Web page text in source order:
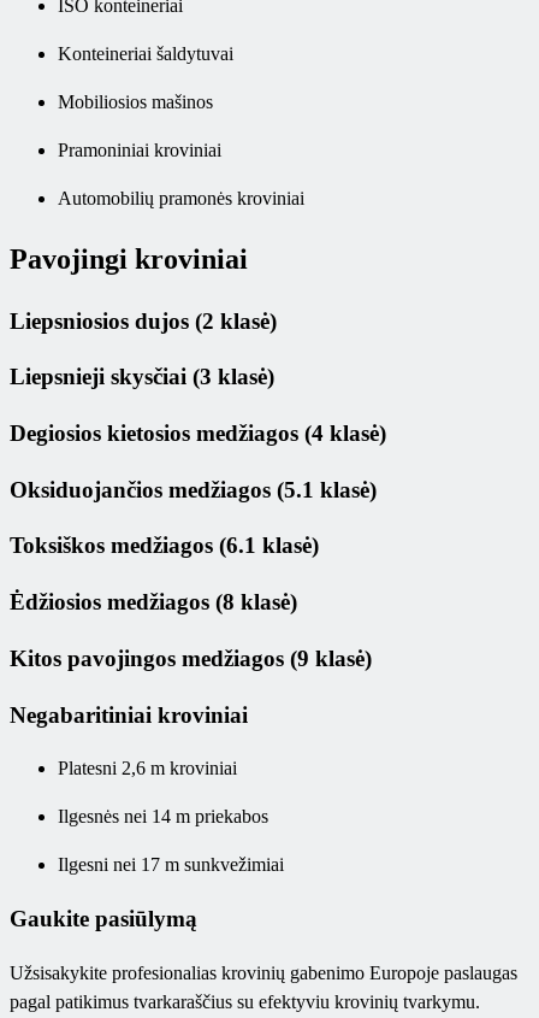
ISO konteineriai
Konteineriai šaldytuvai
Mobiliosios mašinos
Pramoniniai kroviniai
Automobilių pramonės kroviniai
Pavojingi kroviniai
Liepsniosios dujos (2 klasė)
Liepsnieji skysčiai (3 klasė)
Degiosios kietosios medžiagos (4 klasė)
Oksiduojančios medžiagos (5.1 klasė)
Toksiškos medžiagos (6.1 klasė)
Ėdžiosios medžiagos (8 klasė)
Kitos pavojingos medžiagos (9 klasė)
Negabaritiniai kroviniai
Platesni 2,6 m kroviniai
Ilgesnės nei 14 m priekabos
Ilgesni nei 17 m sunkvežimiai
Gaukite pasiūlymą
Užsisakykite profesionalias krovinių gabenimo Europoje paslaugas
pagal patikimus tvarkaraščius su efektyviu krovinių tvarkymu.